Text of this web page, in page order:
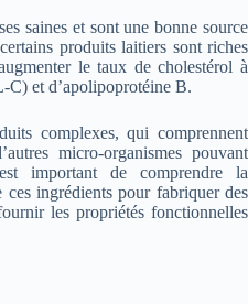
saines et sont une bonne source
produits laitiers sont riches
le taux de cholestérol à
C) et d’apolipoprotéine B.
complexes, qui comprennent
micro-organismes pouvant
important de comprendre la
ingrédients pour fabriquer des
les propriétés fonctionnelles